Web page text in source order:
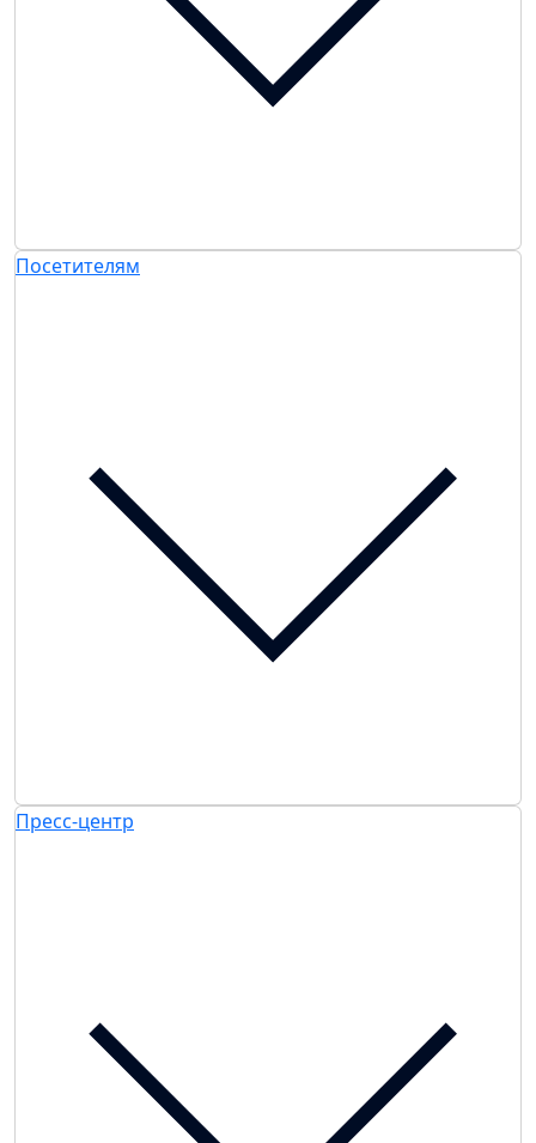
Посетителям
Пресс-центр